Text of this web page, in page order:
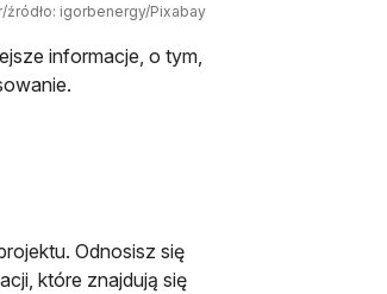
źródło: igorbenergy/Pixabay
informacje, o tym,
Odnosisz się
które znajdują się